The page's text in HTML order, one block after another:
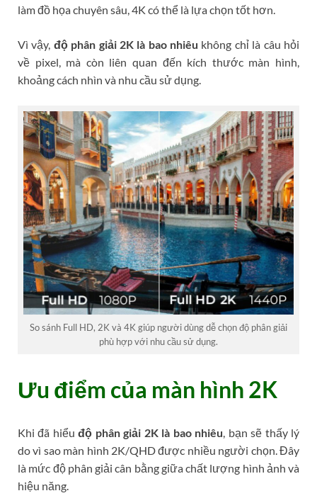
làm đồ họa chuyên sâu, 4K có thể là lựa chọn tốt hơn.
Vì vậy, độ phân giải 2K là bao nhiêu không chỉ là câu hỏi
về pixel, mà còn liên quan đến kích thước màn hình,
khoảng cách nhìn và nhu cầu sử dụng.
So sánh Full HD, 2K và 4K giúp người dùng dễ chọn độ phân giải
phù hợp với nhu cầu sử dụng.
Ưu điểm của màn hình 2K
Khi đã hiểuđộ phân giải 2K là bao nhiêu, bạn sẽ thấy lý
do vì sao màn hình 2K/QHD được nhiều người chọn. Đây
là mức độ phân giải cân bằng giữa chất lượng hình ảnh và
hiệu năng.